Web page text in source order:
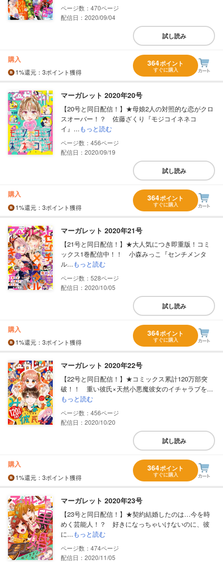
470
配信日：2020/09/04
試し読み
購入
1%還元 ：3ポイント獲得
364ポイント
すぐに購入
マーガレット 2020年20号
【20号と同日配信！】★母娘2人の対照的な恋がクロ
スオーバー！？ 佐藤ざくり『モジコイネネコ
イ』...もっと読む
456
配信日：2020/09/19
試し読み
購入
1%還元 ：3ポイント獲得
364ポイント
すぐに購入
マーガレット 2020年21号
【21号と同日配信！】★大人気につき即重版！コミ
ックス1巻配信中！！ 小森みっこ『センチメンタ
ル...もっと読む
528
配信日：2020/10/05
試し読み
購入
1%還元 ：3ポイント獲得
364ポイント
すぐに購入
マーガレット 2020年22号
【22号と同日配信！】★コミックス累計120万部突
破！！ 重い彼氏×天然小悪魔彼女のイチャラブを...
もっと読む
456
配信日：2020/10/20
試し読み
購入
1%還元 ：3ポイント獲得
364ポイント
すぐに購入
マーガレット 2020年23号
【23号と同日配信！】★契約結婚したのは…今を時
めく芸能人！？ 好きになっちゃいけないのに、彼
に...もっと読む
474
配信日：2020/11/05